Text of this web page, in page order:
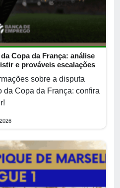
Copa da França: análise
e prováveis escalações
sobre a disputa
da Copa da França: confira